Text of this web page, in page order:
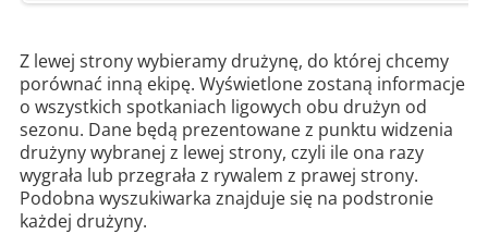
Z lewej strony wybieramy drużynę, do której chcemy
porównać inną ekipę. Wyświetlone zostaną informacje
o wszystkich spotkaniach ligowych obu drużyn od
sezonu. Dane będą prezentowane z punktu widzenia
drużyny wybranej z lewej strony, czyli ile ona razy
wygrała lub przegrała z rywalem z prawej strony.
Podobna wyszukiwarka znajduje się na podstronie
każdej drużyny.